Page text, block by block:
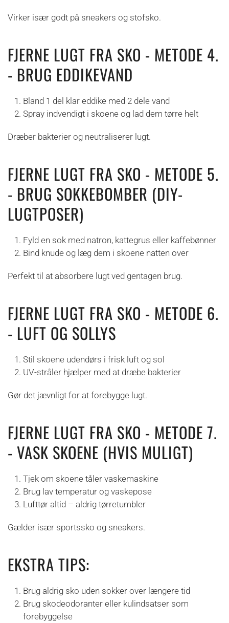
Virker især godt på sneakers og stofsko.
FJERNE LUGT FRA SKO - METODE 4.
- BRUG EDDIKEVAND
Bland 1 del klar eddike med 2 dele vand
Spray indvendigt i skoene og lad dem tørre helt
Dræber bakterier og neutraliserer lugt.
FJERNE LUGT FRA SKO - METODE 5.
- BRUG SOKKEBOMBER (DIY-
LUGTPOSER)
Fyld en sok med natron, kattegrus eller kaffebønner
Bind knude og læg dem i skoene natten over
Perfekt til at absorbere lugt ved gentagen brug.
FJERNE LUGT FRA SKO - METODE 6.
- LUFT OG SOLLYS
Stil skoene udendørs i frisk luft og sol
UV-stråler hjælper med at dræbe bakterier
Gør det jævnligt for at forebygge lugt.
FJERNE LUGT FRA SKO - METODE 7.
- VASK SKOENE (HVIS MULIGT)
Tjek om skoene tåler vaskemaskine
Brug lav temperatur og vaskepose
Lufttør altid – aldrig tørretumbler
Gælder især sportssko og sneakers.
EKSTRA TIPS:
Brug aldrig sko uden sokker over længere tid
Brug skodeodoranter eller kulindsatser som
forebyggelse